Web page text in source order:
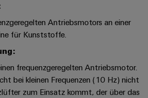
Configurator
‒ intuitiv,
unkompliziert,
schnell
Antriebsmotors an einer
für Kunststoffe.
frequenzgeregelten Antriebsmotor.
bei kleinen Frequenzen (10 Hz) nicht
zum Einsatz kommt, der über das